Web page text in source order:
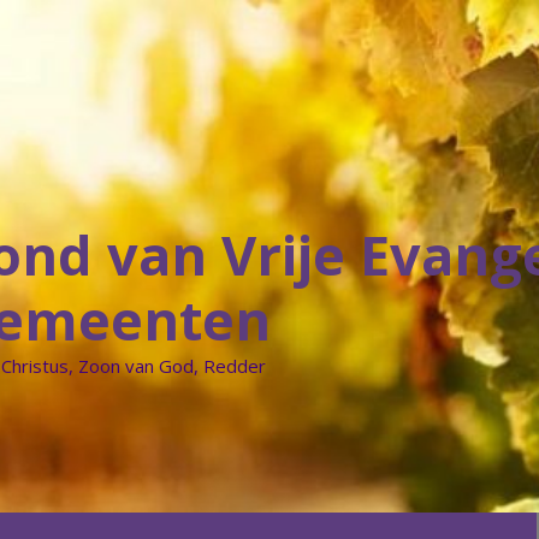
van Vrije
Christus, Zoon van God, Redder